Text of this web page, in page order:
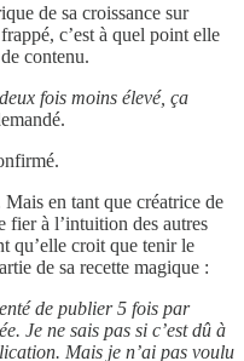
de sa croissance sur
c’est à quel point elle
contenu.
fois moins élevé, ça
en tant que créatrice de
fier à l’intuition des autres
qu’elle croit que tenir le
de sa recette magique :
de publier 5 fois par
Je ne sais pas si c’est dû à
Mais je n’ai pas voulu